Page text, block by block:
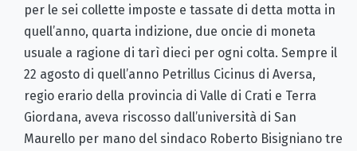
per le sei collette imposte e tassate di detta motta in
quell’anno, quarta indizione, due oncie di moneta
usuale a ragione di tarì dieci per ogni colta. Sempre il
22 agosto di quell’anno Petrillus Cicinus di Aversa,
regio erario della provincia di Valle di Crati e Terra
Giordana, aveva riscosso dall’università di San
Maurello per mano del sindaco Roberto Bisigniano tre